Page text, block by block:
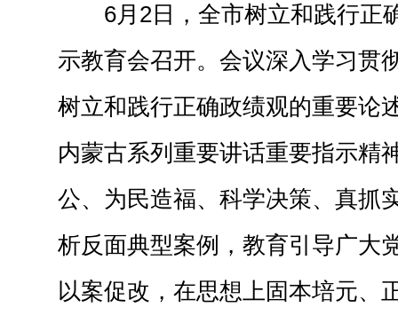
6月2日，全市树立和践行正
示教育会召开。会议深入学习贯
树立和践行正确政绩观的重要论
内蒙古系列重要讲话重要指示精
公、为民造福、科学决策、真抓
析反面典型案例，教育引导广大
以案促改，在思想上固本培元、